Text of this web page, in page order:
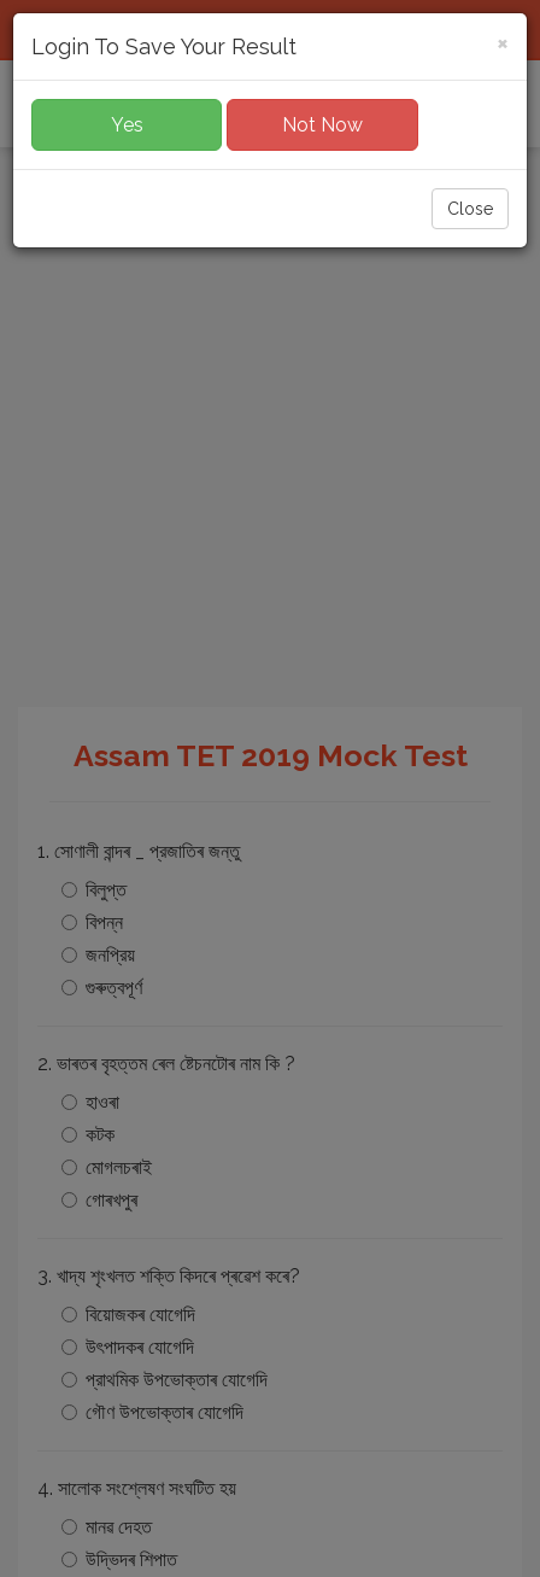
Assam TET 2019 Mock Test
1. সােণালী বান্দৰ _ প্রজাতিৰ জন্তু
বিলুপ্ত
বিপন্ন
জনপ্রিয়
গুৰুত্বপূর্ণ
2. ভাৰতৰ বৃহত্তম ৰেল ষ্টেচনটোৰ নাম কি ?
হাওৰা
কটক
মোগলচৰাই
গোৰখপুৰ
3. খাদ্য শৃংখলত শক্তি কিদৰে প্ৰৱেশ কৰে?
বিয়ােজকৰ যােগেদি
উৎপাদকৰ যােগেদি
প্রাথমিক উপভােক্তাৰ যােগেদি
গৌণ উপভােক্তাৰ যােগেদি
4. সালােক সংশ্লেষণ সংঘটিত হয়
মানৱ দেহত
উদ্ভিদৰ শিপাত
×
Login To Save Your Result
Yes Not Now
Close